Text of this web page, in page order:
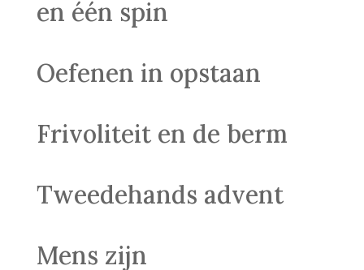
en één spin
Oefenen in opstaan
Frivoliteit en de berm
Tweedehands advent
Mens zijn